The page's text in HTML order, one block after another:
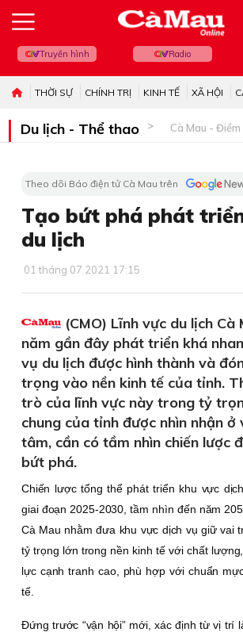
Truyền hình Radio
THỜI SỰ CHÍNH TRỊ KINH TẾ XÃ HỘI
Du lịch - Thể thao Cà Mau - Điểm
Theo dõi Báo điện tử Cà Mau trên
Tạo bứt phá phát
du lịch
01 tháng 07 2021 17:15
(CMO) Lĩnh vực du lịch Cà
năm gần đây phát triển khá
vụ du lịch được hình thành và
trọng vào nền kinh tế của tỉnh.
trò của lĩnh vực này trong tỷ
chung của tỉnh được nhìn nhận
tâm, cần có tầm nhìn chiến lược
bứt phá.
Chiến lược tổng thể phát triển khu vực
giai đoạn 2025-2030, tầm nhìn đến năm
Cà Mau nhằm đưa khu vực dịch vụ giữ vai
tỷ trọng lớn trong nền kinh tế với chất
lực cạnh tranh cao, phù hợp với chuẩn
tế.
Ðứng trước “vận hội” mới, xác định từ vị trí